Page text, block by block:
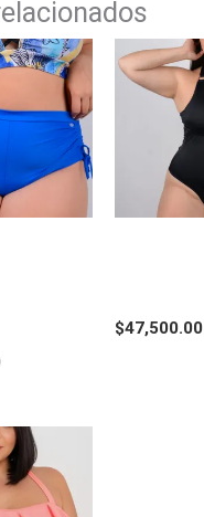
$47,500.00